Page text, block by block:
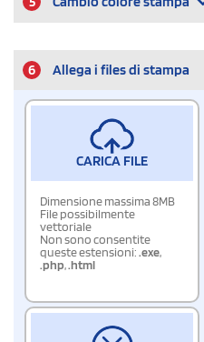
6 Allega i files di stampa
CARICA FILE
Dimensione massima 8MB
File possibilmente
vettoriale
Non sono consentite
queste estensioni:.exe,
.php,.html